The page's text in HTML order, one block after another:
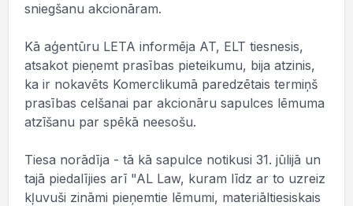
sniegšanu akcionāram.
Kā aģentūru LETA informēja AT, ELT tiesnesis,
atsakot pieņemt prasības pieteikumu, bija atzinis,
ka ir nokavēts Komerclikumā paredzētais termiņš
prasības celšanai par akcionāru sapulces lēmuma
atzīšanu par spēkā neesošu.
Tiesa norādīja - tā kā sapulce notikusi 31. jūlijā un
tajā piedalījies arī "AL Law, kuram līdz ar to uzreiz
kļuvuši zināmi pieņemtie lēmumi, materiāltiesiskais